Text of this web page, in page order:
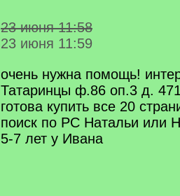
23 июня 11:58
23 июня 11:59
очень нужна помощь!
Татаринцы ф.86 оп.3 д.
готова купить все 20
поиск по РС Натальи или
5-7 лет у Ивана